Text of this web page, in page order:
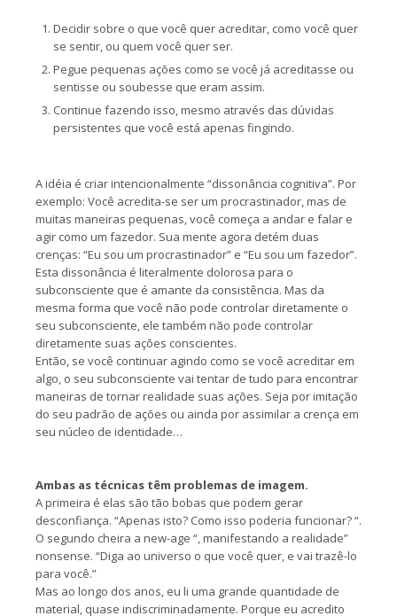
Decidir sobre o que você quer acreditar, como você quer
se sentir, ou quem você quer ser.
Pegue pequenas ações como se você já acreditasse ou
sentisse ou soubesse que eram assim.
Continue fazendo isso, mesmo através das dúvidas
persistentes que você está apenas fingindo.
A idéia é criar intencionalmente “dissonância cognitiva”. Por
exemplo: Você acredita-se ser um procrastinador, mas de
muitas maneiras pequenas, você começa a andar e falar e
agir como um fazedor. Sua mente agora detém duas
crenças: “Eu sou um procrastinador” e “Eu sou um fazedor”.
Esta dissonância é literalmente dolorosa para o
subconsciente que é amante da consistência. Mas da
mesma forma que você não pode controlar diretamente o
seu subconsciente, ele também não pode controlar
diretamente suas ações conscientes.
Então, se você continuar agindo como se você acreditar em
algo, o seu subconsciente vai tentar de tudo para encontrar
maneiras de tornar realidade suas ações. Seja por imitação
do seu padrão de ações ou ainda por assimilar a crença em
seu núcleo de identidade…
Ambas as técnicas têm problemas de imagem.
A primeira é elas são tão bobas que podem gerar
desconfiança. “Apenas isto? Como isso poderia funcionar? “.
O segundo cheira a new-age “, manifestando a realidade”
nonsense. “Diga ao universo o que você quer, e vai trazê-lo
para você.”
Mas ao longo dos anos, eu li uma grande quantidade de
material, quase indiscriminadamente. Porque eu acredito